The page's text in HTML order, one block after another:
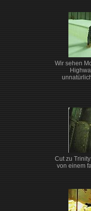
Wir sehen
Cut zu
von einem